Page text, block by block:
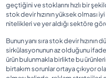
geçtiğini ve stoklarını hızlı bir
stok devir hızının yüksek olması
nitelikleri ve yer aldığı sektöre
Bunun yanı sıra stok devir
sirkülasyonunun az olduğunu
ürün bulunmakla birlikte bu
birtakım sorunlar ortaya çıkıyor